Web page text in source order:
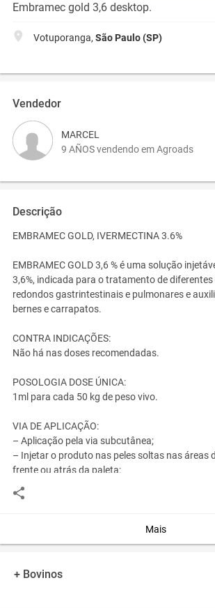
Embramec gold 3,6 desktop.
Votuporanga, São Paulo (SP)
Vendedor
MARCEL
9 AÑOS vendendo em Agroads
Descrição
EMBRAMEC GOLD, IVERMECTINA 3.6%
EMBRAMEC GOLD 3,6 % é uma solução
3,6%, indicada para o tratamento de diferentes
redondos gastrintestinais e pulmonares e
bernes e carrapatos.
CONTRA INDICAÇÕES:
Não há nas doses recomendadas.
POSOLOGIA DOSE ÚNICA:
1ml para cada 50 kg de peso vivo.
VIA DE APLICAÇÃO:
– Aplicação pela via subcutânea;
– Injetar o produto nas peles soltas nas áreas
frente ou atrás da paleta;
– Recomenda-se utilizar agulhas de calibre x
ou 15 x 18.
– Não administrar o produto a animais com
– Não comer, beber ou fumar durante o
Mais
+ Bovinos